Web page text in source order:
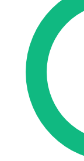
Asesoría SEO
Consultoría SEO
Cómo funciona
Idioma
🇪🇸 ES
🇬🇧 EN
Acceder